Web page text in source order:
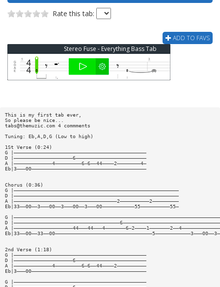
Rate this tab:
ADD TO FAVS
Stereo Fuse - Everything Bass Tab
This is my first tab ever,
So please be nice...
tabs@themuzic.com4 commments
Tuning: Eb,A,D,G (Low to high)
1St Verse (0:24)
G |—————————————————————————————————————————————
D |————————————————————6————————————————————————
A |—————————————4—————————6—6——44————2————————4—
Eb|3———00———————————————————————————————————————
Chorus (0:36)
G |————————————————————————————————————————————————————————
D |————————————————————————————————————————————————————————
A |———————————————————————————————————2——————————2—————————
Eb|33——00——3———00——3———00——3———00———————————55——————————55—
G
D
A
2nd Verse (1:18)
G |—————————————————————————————————————————————
D |————————————————————6————————————————————————
A |—————————————4—————————6—6——44————2——————————
Eb|3———00———————————————————————————————————————
G |—————————————————————————————————————————————